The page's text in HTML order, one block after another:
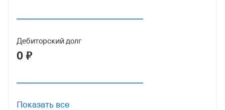
6670410638
ОГРН
1169658004438
667001001
Дебиторский долг
0 ₽
Показать все